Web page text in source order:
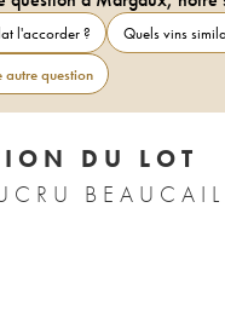
l'accorder ? Quels vins
autre question
DU LOT